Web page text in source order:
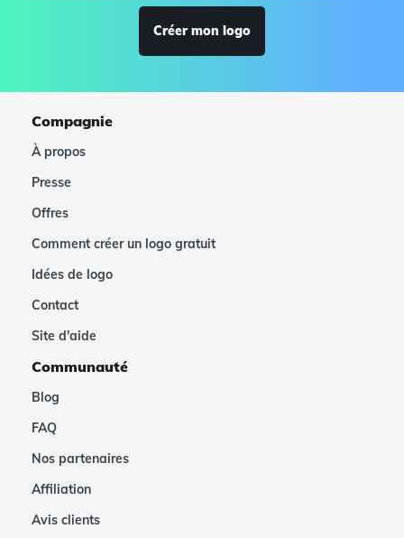
Créer mon logo
Compagnie
À propos
Presse
Offres
Comment créer un logo gratuit
Idées de logo
Contact
Site d'aide
Communauté
Blog
FAQ
Nos partenaires
Affiliation
Avis clients